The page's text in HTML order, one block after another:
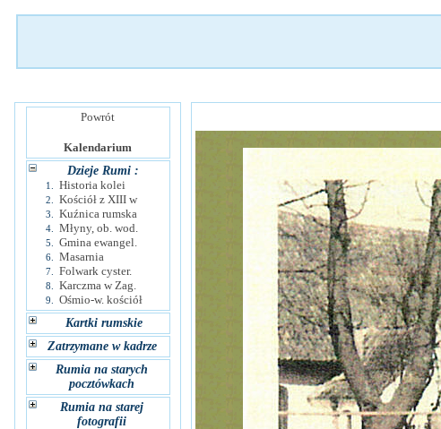
Powrót
Kalendarium
Dzieje Rumi :
1. Historia kolei
2. Kościół z XIII w
3. Kuźnica rumska
4. Młyny, ob. wod.
5. Gmina ewangel.
6. Masarnia
7. Folwark cyster.
8. Karczma w Zag.
9.
Ośmio-w. kościół
Kartki rumskie
Zatrzymane w kadrze
Rumia na starych
pocztówkach
Rumia na starej
fotografii